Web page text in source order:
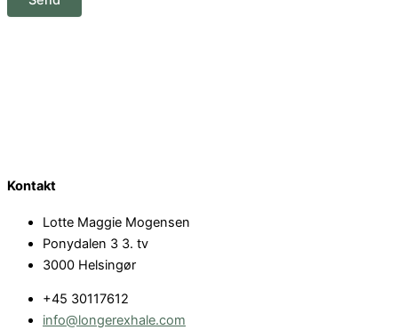
Kontakt
Lotte Maggie Mogensen
Ponydalen 3 3. tv
3000 Helsingør
+45 30117612
info@longerexhale.com